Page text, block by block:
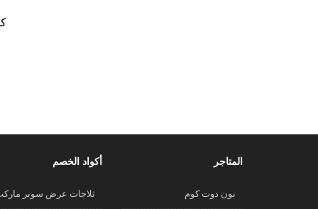
المتاجر
نون دوت كوم
أكواد الخصم
ثلاجات عرض سوبر